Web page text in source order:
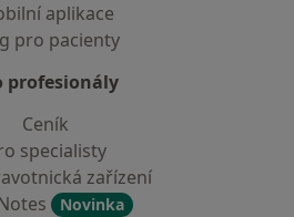
aplikace
pro pacienty
profesionály
Ceník
specialisty
zařízení
Novinka